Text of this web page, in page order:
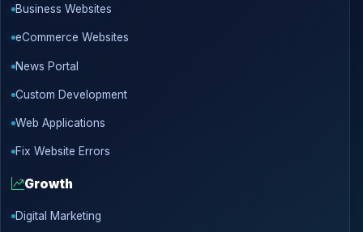
Business Websites
eCommerce Websites
News Portal
Custom Development
Web Applications
Fix Website Errors
Growth
Digital Marketing